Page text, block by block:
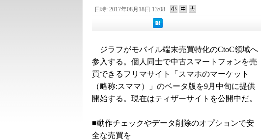
日時: 2017年08月18日 13:08
ジラフがモバイル端末売買特化のCtoC領域へ
参入する。個人同士で中古スマートフォンを売
買できるフリマサイト「スマホのマーケット
（略称:スママ）」のベータ版を9月中旬に提供
開始する。現在はティザーサイトを公開中だ。
■動作チェックやデータ削除のオプションで安
全な売買を